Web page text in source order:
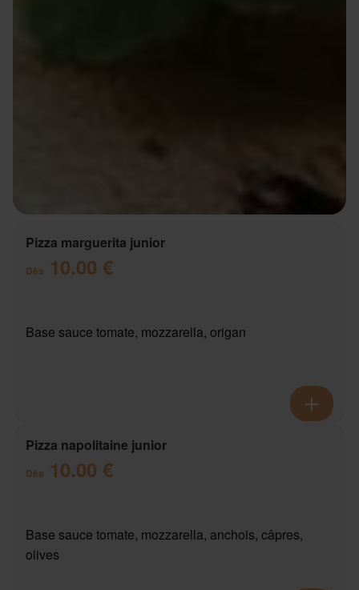
Pizza marguerita junior
Dès 10.00 €
Base sauce tomate, mozzarella, origan
Pizza napolitaine junior
Dès 10.00 €
Base sauce tomate, mozzarella, anchois, câpres,
olives